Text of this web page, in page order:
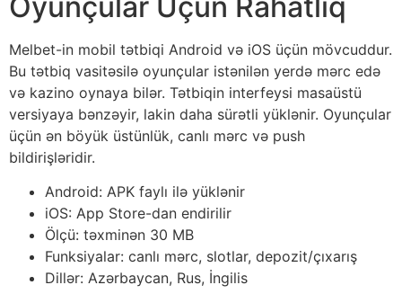
Melbet-in mobil tətbiqi Android və iOS üçün mövcuddur.
Bu tətbiq vasitəsilə oyunçular istənilən yerdə mərc edə
və kazino oynaya bilər. Tətbiqin interfeysi masaüstü
versiyaya bənzəyir, lakin daha sürətli yüklənir. Oyunçular
üçün ən böyük üstünlük, canlı mərc və push
bildirişləridir.
Android: APK faylı ilə yüklənir
iOS: App Store-dan endirilir
Ölçü: təxminən 30 MB
Funksiyalar: canlı mərc, slotlar, depozit/çıxarış
Dillər: Azərbaycan, Rus, İngilis